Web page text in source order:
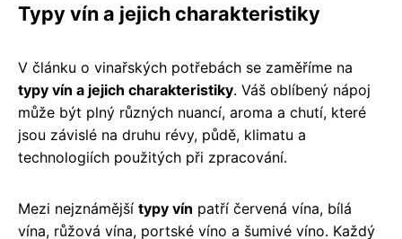
Typy vín a jejich charakteristiky
V článku o vinařských potřebách se zaměříme na
typy vín a jejich charakteristiky. Váš oblíbený nápoj
může být plný různých nuancí, aroma a chutí, které
jsou závislé na druhu révy, půdě, klimatu a
technologiích použitých při zpracování.
Mezi nejznámější typy vín patří červená vína, bílá
vína, růžová vína, portské víno a šumivé víno. Každý